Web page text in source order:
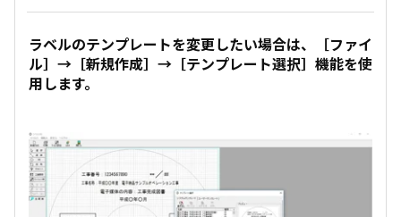
ラベルのテンプレートを変更したい場合は、［ファイ
ル］→［新規作成］→［テンプレート選択］機能を使
用します。